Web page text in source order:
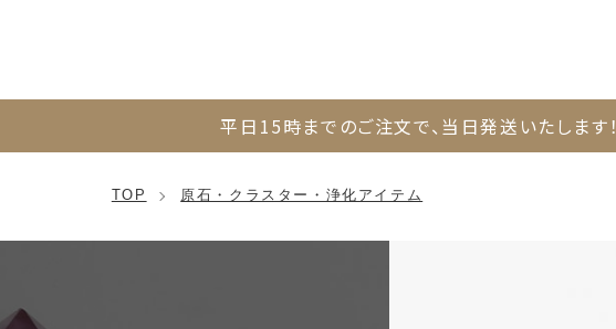
平日15時までのご注文で、 当日発送いたします！
TOP 原石・クラスター・浄化アイテム